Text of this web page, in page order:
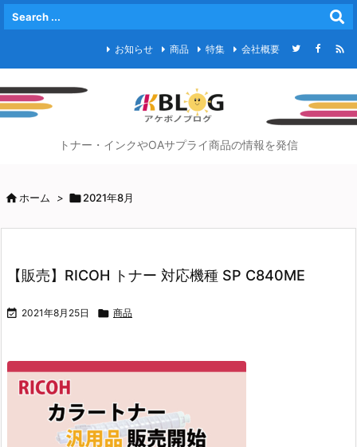
お知らせ 商品 特集 会社概要 
トナー・インクやOAサプライ商品の情報を発信
ホーム > 2021年8月
【販売】RICOH トナー 対応機種 SP C840ME
 2021年8月25日  商品